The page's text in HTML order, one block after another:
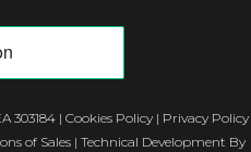
303184 | Cookies Policy | Privacy Policy
of Sales| Technical Development By